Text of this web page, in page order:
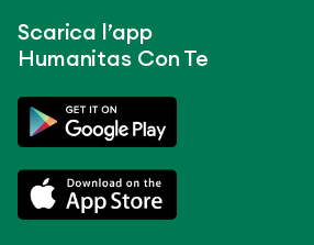
Scarica l’app
Humanitas Con Te